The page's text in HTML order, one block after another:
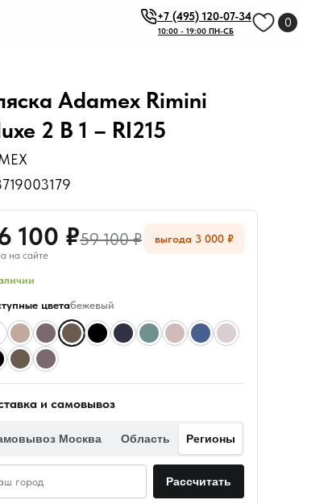
+7 (495) 120-07-34
10:00 - 19:00 ПН-СБ
0
Adamex Rimini
2 В 1 – RI215
100 ₽59 100 ₽
на сайте
выгода 3 000 ₽
цветабежевый
и самовывоз
Москва Область Регионы
Рассчитать